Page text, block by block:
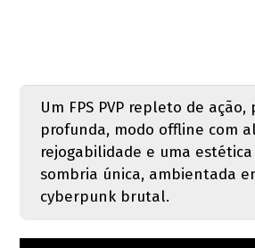
Um FPS PVP repleto de ação,
profunda, modo offline com
rejogabilidade e uma
sombria única, ambientada
cyberpunk brutal.